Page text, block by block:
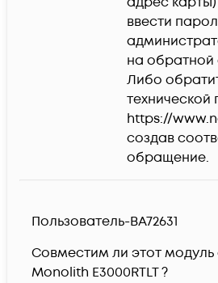
ввести
на обратной
Либо
технической
https://
создав
обращение.
Пользователь-BA72631
Совместим ли этот модуль
Monolith E3000RTLT ?